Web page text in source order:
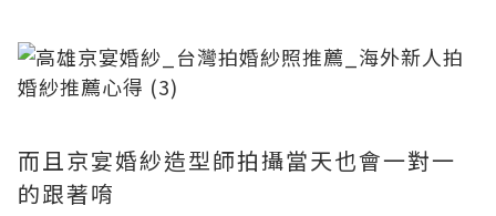
而且京宴婚紗造型師拍攝當天也會一對一
的跟著唷